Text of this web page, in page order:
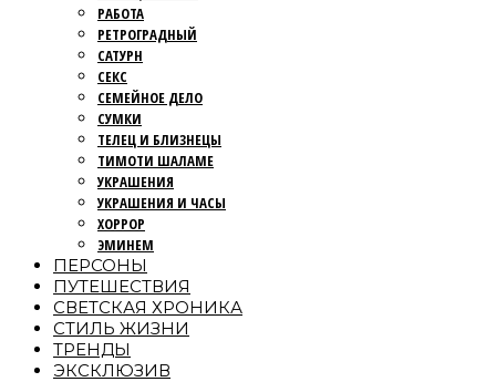
РАБОТА
РЕТРОГРАДНЫЙ
САТУРН
СЕКС
СЕМЕЙНОЕ ДЕЛО
СУМКИ
ТЕЛЕЦ И БЛИЗНЕЦЫ
ТИМОТИ ШАЛАМЕ
УКРАШЕНИЯ
УКРАШЕНИЯ И ЧАСЫ
ХОРРОР
ЭМИНЕМ
ПЕРСОНЫ
ПУТЕШЕСТВИЯ
СВЕТСКАЯ ХРОНИКА
СТИЛЬ ЖИЗНИ
ТРЕНДЫ
ЭКСКЛЮЗИВ